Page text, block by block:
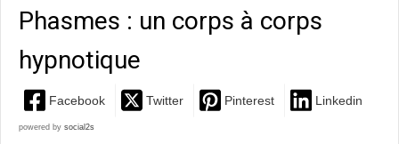
Phasmes : un corps à corps
hypnotique
Facebook Twitter Pinterest Linkedin
powered by social2s